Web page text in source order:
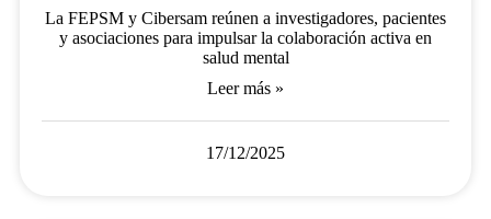
La FEPSM y Cibersam reúnen a investigadores, pacientes
y asociaciones para impulsar la colaboración activa en
salud mental
Leer más »
17/12/2025